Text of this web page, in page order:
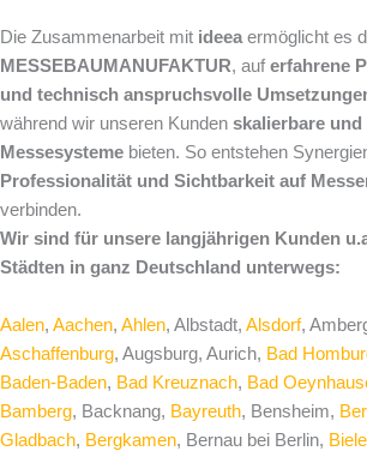
Die Zusammenarbeit mit ideea ermöglicht es
MESSEBAUMANUFAKTUR, auf erfahrene
und technisch anspruchsvolle
während wir unseren Kunden skalierbare
Messesysteme bieten. So entstehen
Professionalität und Sichtbarkeit auf
verbinden.
Wir sind für unsere langjährigen Kunden
Städten in ganz Deutschland unterwegs:
Aalen, Aachen, Ahlen, Albstadt, Alsdorf,
Aschaffenburg, Augsburg, Aurich, Bad
Baden-Baden, Bad Kreuznach, Bad
Bamberg, Backnang, Bayreuth, Bensheim,
Gladbach, Bergkamen, Bernau bei Berlin,